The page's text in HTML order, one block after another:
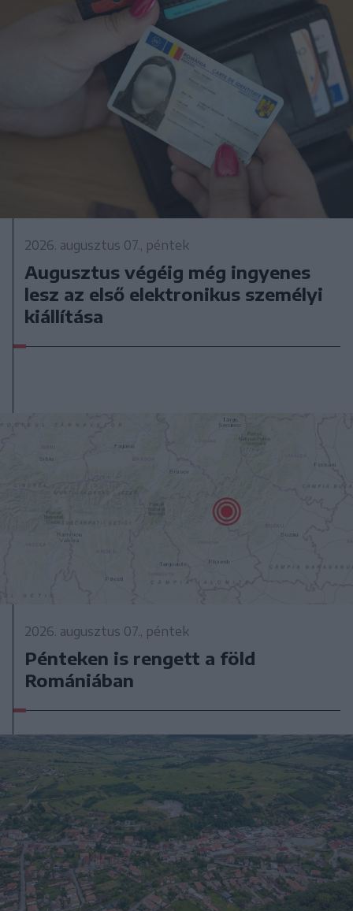
2026. augusztus 07., péntek
Augusztus végéig még ingyenes
lesz az első elektronikus személyi
kiállítása
2026. augusztus 07., péntek
Pénteken is rengett a föld
Romániában